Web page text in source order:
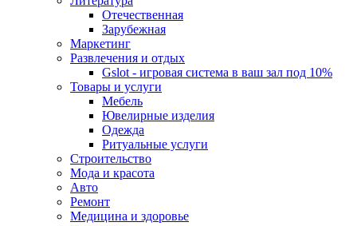
Отечественная
Зарубежная
Маркетинг
Развлечения и отдых
Gslot - игровая система в ваш зал под 10%
Товары и услуги
Мебель
Ювелирные изделия
Одежда
Ритуальные услуги
Строительство
Мода и красота
Авто
Ремонт
Медицина и здоровье